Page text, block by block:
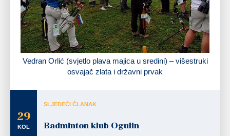
Vedran Orlić (svjetlo plava majica u sredini) – višestruki
osvajač zlata i državni prvak
29
KOL
SLJEDEĆI ČLANAK
Badminton klub Ogulin